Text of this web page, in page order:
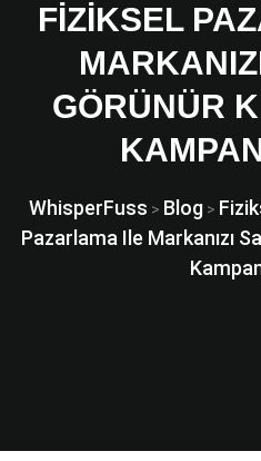
FIZIKSEL
GÖRÜNÜR
WhisperFuss > Blog >
Pazarlama Ile Markanızı